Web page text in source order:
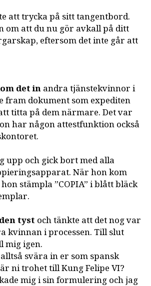
att trycka på sitt tangentbord.
om att du nu gör avkall på ditt
eftersom det inte går att
det inandra tjänstekvinnor i
fram dokument som expediten
titta på dem närmare. Det var
har någon attestfunktion också
upp och gick bort med alla
När hon kom
stämpla ”COPIA” i blått bläck
tyst och tänkte att det nog var
kvinnan i processen. Till slut
mig igen.
svära in er som spansk
ni trohet till Kung Felipe VI?
mig i sin formulering och jag